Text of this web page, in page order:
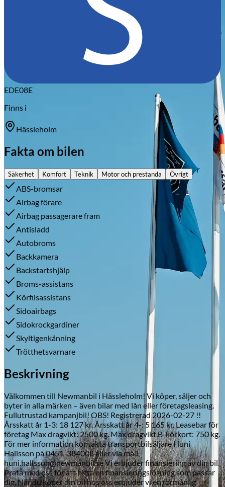
Skadeverkstad
EDE08E
Finns i
Hässleholm
Fakta om bilen
Säkerhet Komfort Teknik Motor och prestanda Övrigt
ABS-bromsar
Airbag förare
Airbag passagerare fram
Antisladd
Autobroms
Backkamera
Backstartshjälp
Broms-assistans
Körfilsassistans
Sidoairbags
Sidokrockgardiner
Skyltigenkänning
Trötthetsvarnare
Beskrivning
Välkommen till Newmanbil i Hässleholm! Vi köper, säljer och
byter in alla märken – även bilar med lån eller företagsleasing.
Fullutrustad kampanjbil! OBS! Registrerad 2026-02-27 !!
Årsskatt år 1-3: 18 127 kr. Årsskatt år 4-: 5 165 kr. Leasebar för
företag Max dragvikt: 2500 kg. Max dragvikt B-körkort: 750 kg.
För mer information kontakta transportbilsäljare Huni
Hallsson på 0451-384008 eller via mail
huni.hallsson@newmanbil.se Vi erbjuder finansiering av din bil.
Prata med oss för att hitta en finansieringslösning som passar
dig. När du köper din bil hos oss erbjuder vi en förmånlig